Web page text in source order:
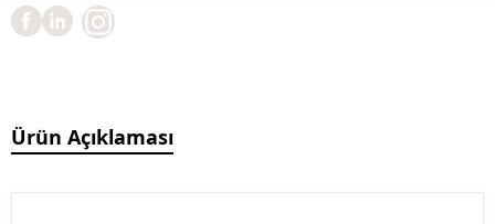
Ürün Açıklaması